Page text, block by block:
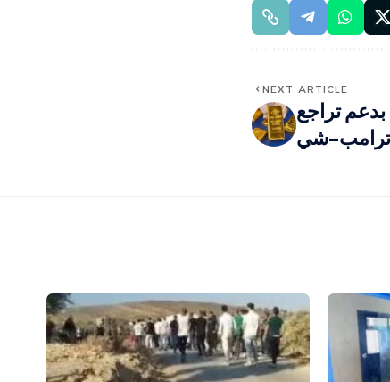
NEXT ARTICLE
تراجع
ترامب–شي